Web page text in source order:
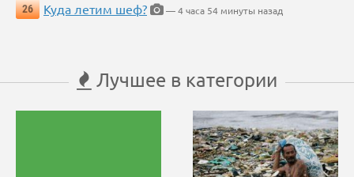
26
Куда летим шеф? — 4 часа 54 минуты назад
Лучшее в категории